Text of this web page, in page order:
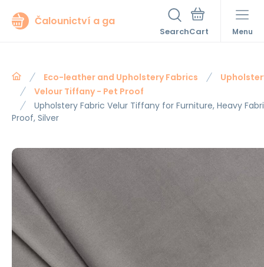
Čalounictví a ga
Search Menu
Eco-leather and Upholstery Fabrics
Velour Tiffany - Pet Proof
Upholstery Fabric Velur Tiffany for Furniture, Heavy
Proof, Silver